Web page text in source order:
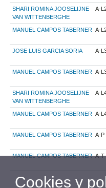
SHARI ROMINA JOOSELIJNE
VAN WITTENBERGHE
A-
MANUEL CAMPOS TABERNER A-
JOSE LUIS GARCIA SORIA A-
MANUEL CAMPOS TABERNER A-
SHARI ROMINA JOOSELIJNE
VAN WITTENBERGHE
A-
MANUEL CAMPOS TABERNER A-
MANUEL CAMPOS TABERNER A-P
MANUEL CAMPOS TABERNER A-T
Cookies y